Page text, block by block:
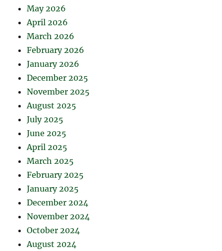
May 2026
April 2026
March 2026
February 2026
January 2026
December 2025
November 2025
August 2025
July 2025
June 2025
April 2025
March 2025
February 2025
January 2025
December 2024
November 2024
October 2024
August 2024